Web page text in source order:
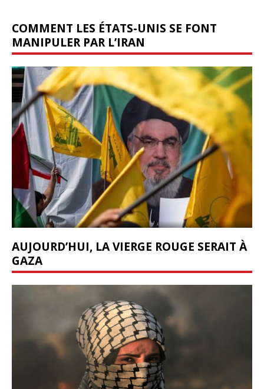
COMMENT LES ÉTATS-UNIS SE FONT
MANIPULER PAR L’IRAN
AUJOURD’HUI, LA VIERGE ROUGE SERAIT À
GAZA